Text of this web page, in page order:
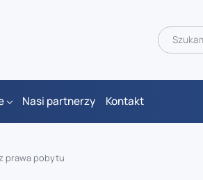
Nasi partnerzy Kontakt
prawa pobytu